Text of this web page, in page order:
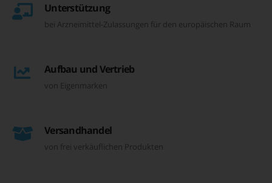
Unterstützung
bei Arzneimittel-Zulassungen für den europäischen Raum
Aufbau und Vertrieb
von Eigenmarken
Versandhandel
von frei verkäuflichen Produkten